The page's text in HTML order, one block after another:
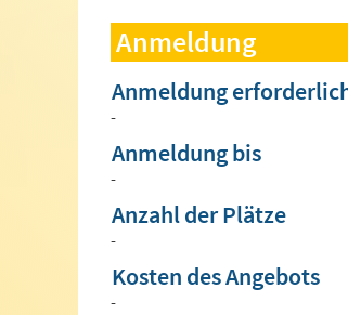
Anmeldung
Anmeldung
-
Anmeldung bis
-
Anzahl der Plätze
-
Kosten des Angebots
-